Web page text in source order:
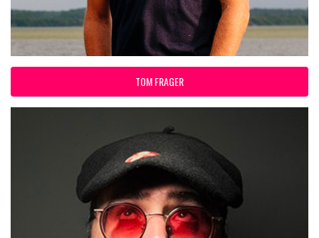
TOM FRAGER